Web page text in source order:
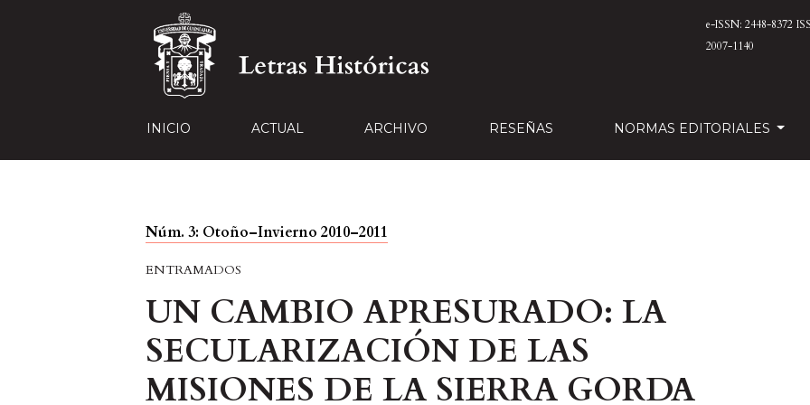
e-ISSN: 2448-8372
2007-1140
INICIO ACTUAL ARCHIVO RESEÑAS NORMAS EDITORIALES
Núm. 3: Otoño–Invierno 2010–2011
ENTRAMADOS
UN CAMBIO APRESURADO: LA
SECULARIZACIÓN DE LAS
MISIONES DE LA SIERRA GORDA